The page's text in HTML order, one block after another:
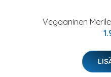
Vegaaninen